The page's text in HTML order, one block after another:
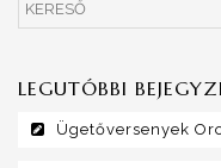
LEGUTÓBBI
Ügetőversenyek